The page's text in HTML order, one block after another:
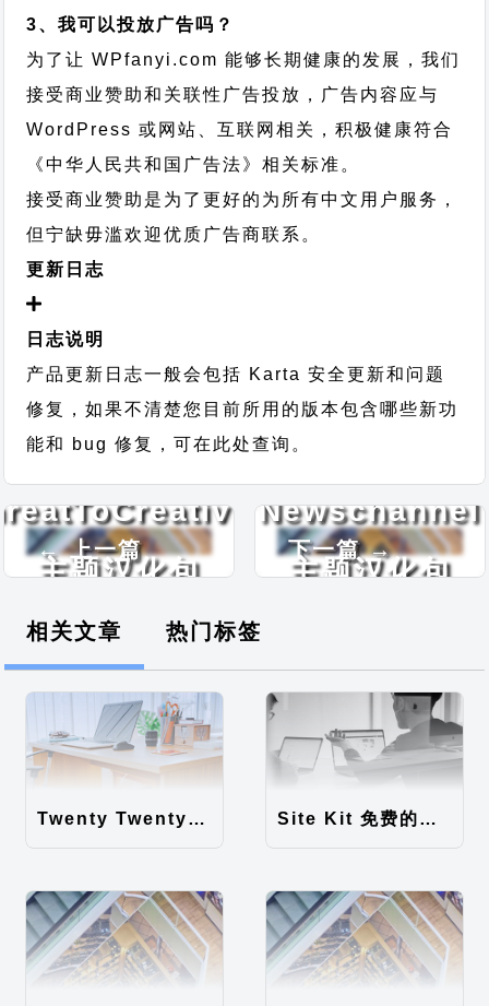
3、我可以投放广告吗？
为了让 WPfanyi.com 能够长期健康的发展，我们
接受商业赞助和关联性广告投放，广告内容应与
WordPress 或网站、互联网相关，积极健康符合
《中华人民共和国广告法》相关标准。
接受商业赞助是为了更好的为所有中文用户服务，
但宁缺毋滥欢迎优质广告商联系。
更新日志
日志说明
产品更新日志一般会包括 Karta 安全更新和问题
修复，如果不清楚您目前所用的版本包含哪些新功
能和 bug 修复，可在此处查询。
← 上一篇
主题汉化包
下一篇 →
Newschannel
主题汉化包
相关文章 热门标签
Twenty Twenty-Five 免费的WordPress内容主题 Site Kit 免费的WordPress数据统计插件